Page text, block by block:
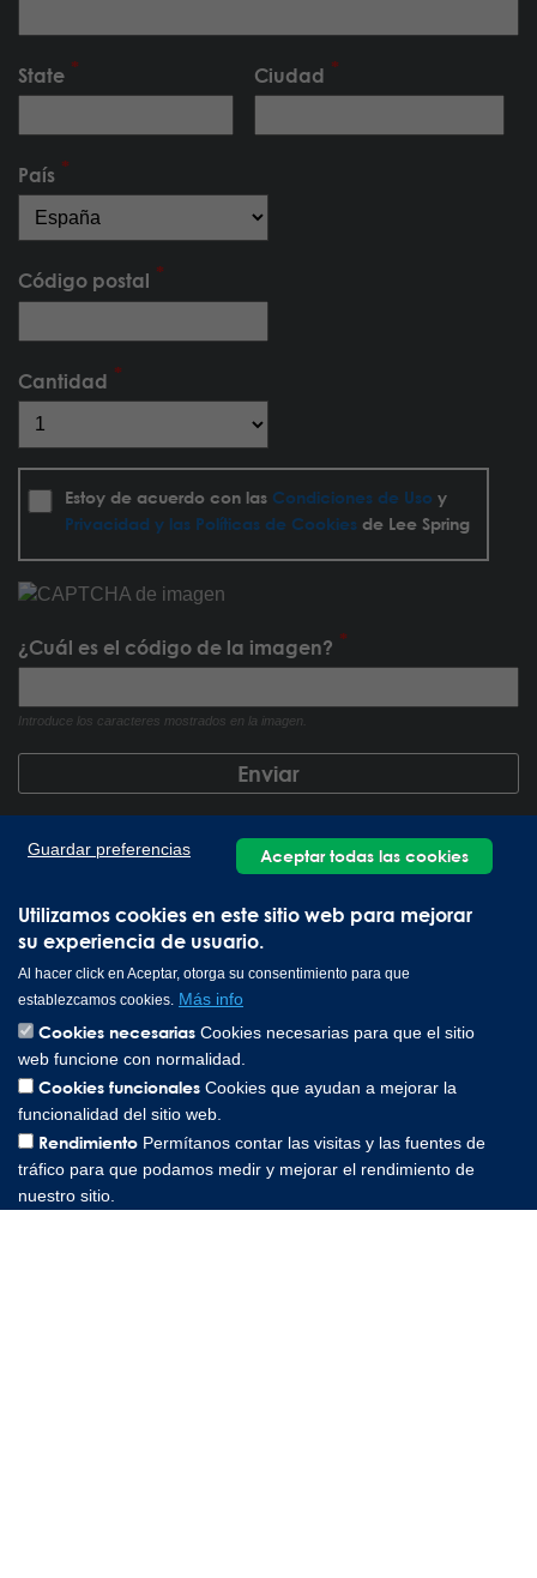
Utilizamos cookies en este sitio web para mejorar
su experiencia de usuario.
Al hacer click en Aceptar, otorga su consentimiento para que
establezcamos cookies. Más info
Cookies necesarias Cookies necesarias para que el sitio
web funcione con normalidad.
Cookies funcionales Cookies que ayudan a mejorar la
funcionalidad del sitio web.
Rendimiento Permítanos contar las visitas y las fuentes de
tráfico para que podamos medir y mejorar el rendimiento de
nuestro sitio.
Guardar preferencias Aceptar todas las cookies
State Ciudad
País
Código postal
Cantidad
Estoy de acuerdo con las Condiciones de Uso y
Privacidad y las Políticas de Cookiesde Lee Spring
¿Cuál es el código de la imagen?
Introduce los caracteres mostrados en la imagen.
Lee Spring Altenaer Straße 23, 58507 Lüdenscheid Germany |
Copyright © 2026 Lee Spring Company